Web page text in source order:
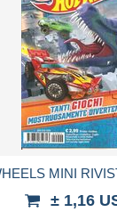
MINI
± 1,16